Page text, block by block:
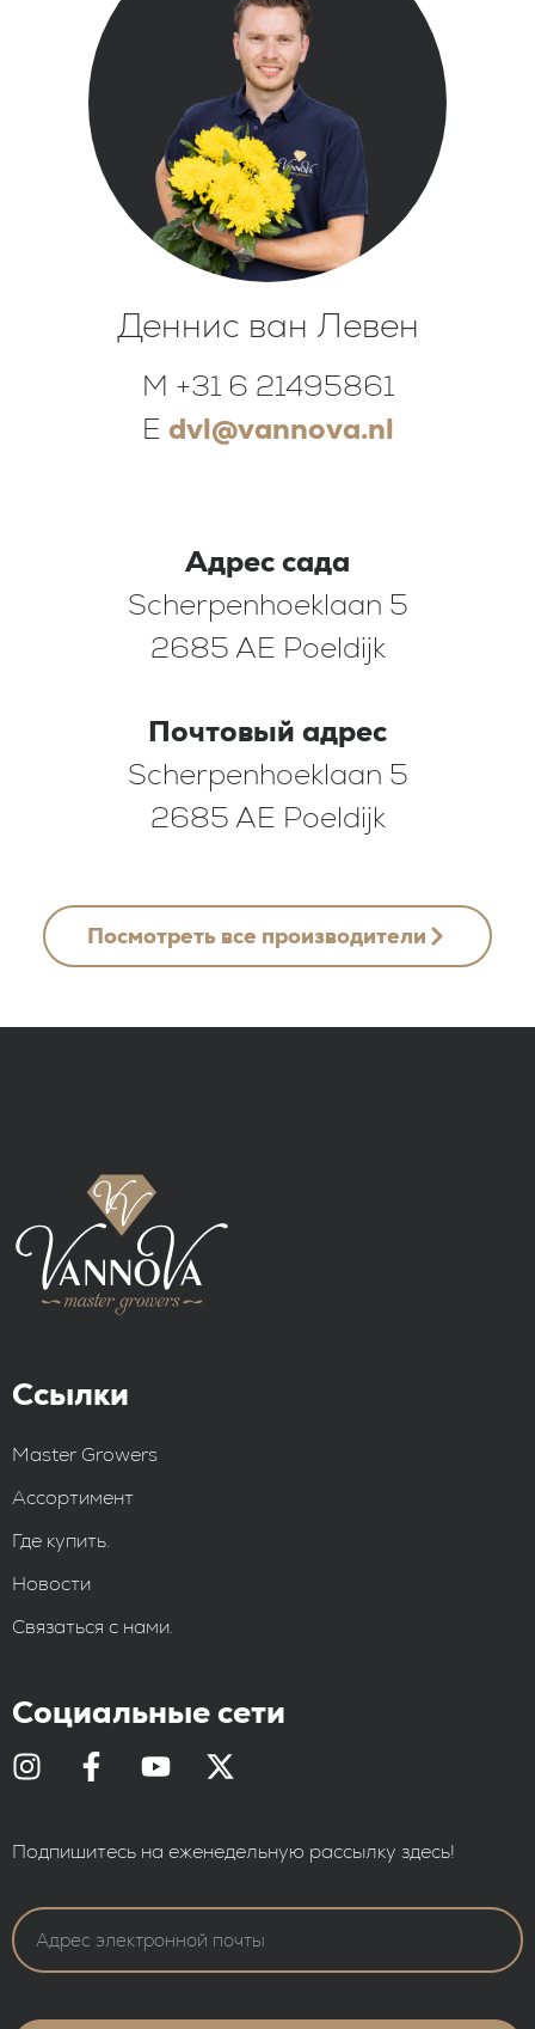
Деннис ван Левен
M +31 6 21495861
E dvl@vannova.nl
Адрес сада
Scherpenhoeklaan 5
2685 AE Poeldijk
Почтовый адрес
Scherpenhoeklaan 5
2685 AE Poeldijk
Посмотреть все производители
Ссылки
Master Growers
Ассортимент
Где купить.
Новости
Связаться с нами.
Социальные сети
Подпишитесь на еженедельную рассылку здесь!